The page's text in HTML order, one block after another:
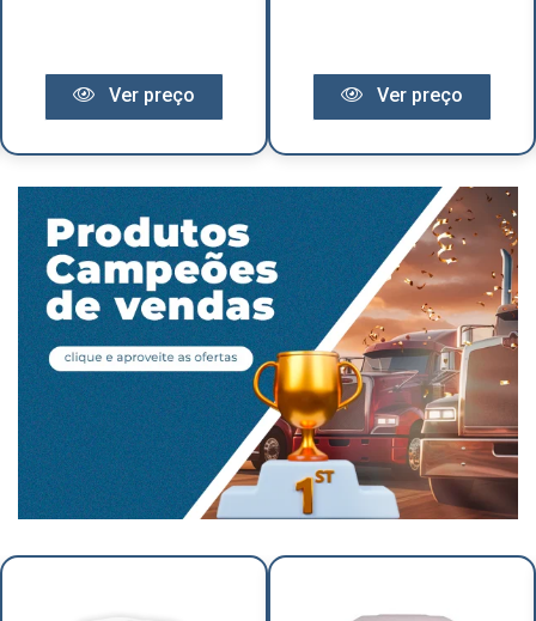
Ver preço Ver preço